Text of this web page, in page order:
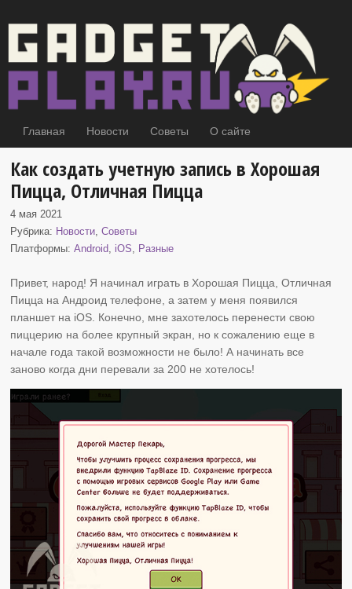
Главная Новости Советы О сайте
Как создать учетную запись в Хорошая
Пицца, Отличная Пицца
4 мая 2021
Рубрика: Новости,Советы
Платформы:Android, iOS, Разные
Привет, народ! Я начинал играть в Хорошая Пицца, Отличная
Пицца на Андроид телефоне, а затем у меня появился
планшет на iOS. Конечно, мне захотелось перенести свою
пиццерию на более крупный экран, но к сожалению еще в
начале года такой возможности не было! А начинать все
заново когда дни перевали за 200 не хотелось!